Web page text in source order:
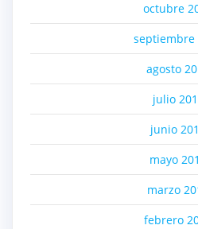
octubre
septiembre
agosto
julio
junio
mayo
marzo
febrero